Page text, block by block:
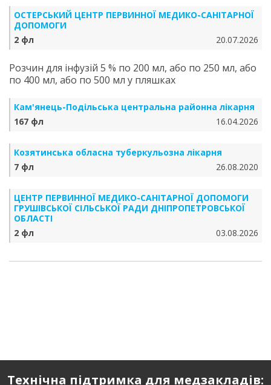
ОСТЕРСЬКИЙ ЦЕНТР ПЕРВИННОЇ МЕДИКО-САНІТАРНОЇ
ДОПОМОГИ
2 фл
20.07.2026
Розчин для інфузій 5 % по 200 мл, або по 250 мл, або
по 400 мл, або по 500 мл у пляшках
Кам'янець-Подільська центральна районна лікарня
167 фл
16.04.2026
Козятинська обласна туберкульозна лікарня
7 фл
26.08.2020
ЦЕНТР ПЕРВИННОЇ МЕДИКО-САНІТАРНОЇ ДОПОМОГИ
ГРУШІВСЬКОЇ СІЛЬСЬКОЇ РАДИ ДНІПРОПЕТРОВСЬКОЇ
ОБЛАСТІ
2 фл
03.08.2026
Технічна підтримка для медзакладів: